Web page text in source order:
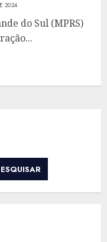
2024
do Sul (MPRS)